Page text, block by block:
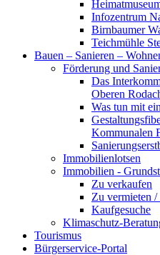
Infozentrum
Birnbaumer
Teichmühle
Bauen – Sanieren –
Förderung und
Das
Oberen
Was tun mit
Kommunalen
Immobilienlotsen
Immobilien -
Zu verkaufen
Zu vermieten /
Kaufgesuche
Klimaschutz-
Tourismus
Bürgerservice-Portal